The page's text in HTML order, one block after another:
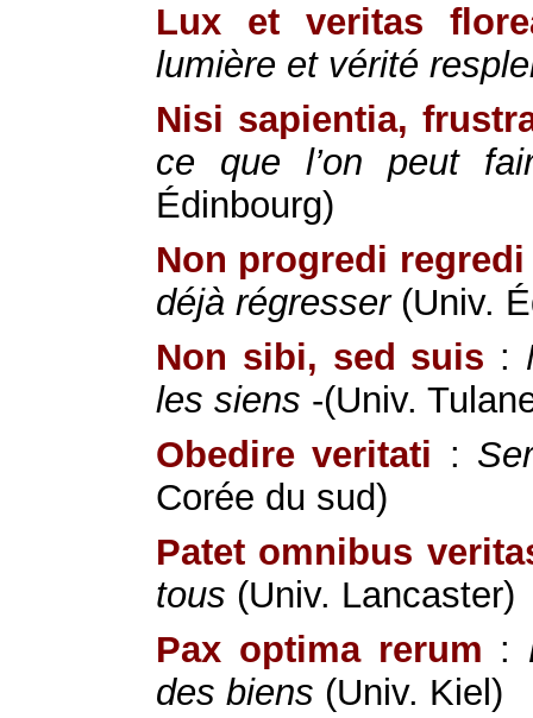
Lux et veritas
lumière et vérité
Nisi sapientia,
ce que l’on peut
Édinbourg)
Non progredi regredi
déjà régresser(Univ.
Non sibi, sed suis :
les siens -(Univ.
Obedire veritati :
Corée du sud)
Patet omnibus
tous (Univ. Lancaster)
Pax optima rerum :
des biens (Univ. Kiel)